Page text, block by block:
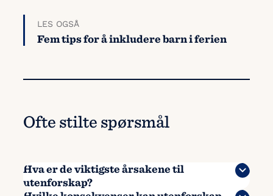
LES OGSÅ
Fem tips for å inkludere barn i ferien
Ofte stilte spørsmål
Hva er de viktigste årsakene til
utenforskap?